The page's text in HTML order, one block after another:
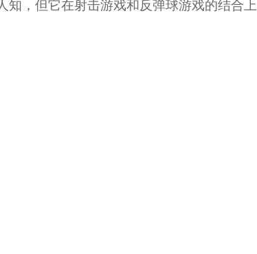
知，但它在射击游戏和反弹球游戏的结合上